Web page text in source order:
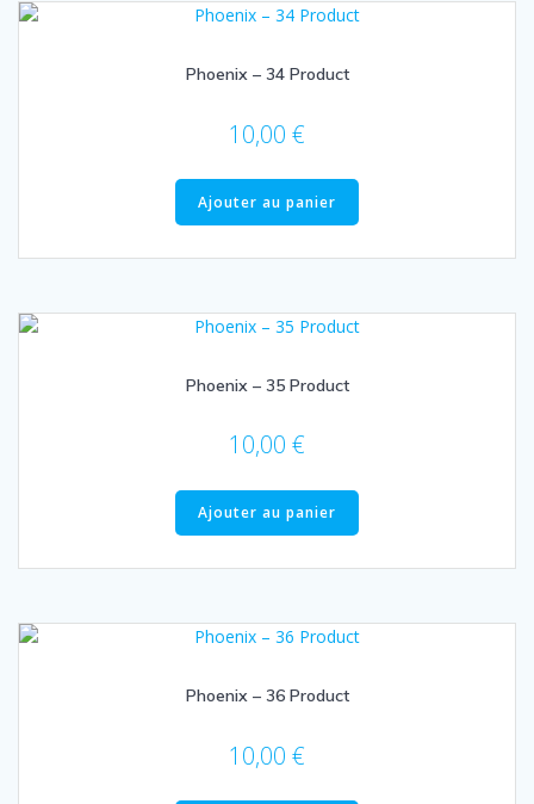
Phoenix – 34 Product
10,00 €
Ajouter au panier
Phoenix – 35 Product
10,00 €
Ajouter au panier
Phoenix – 36 Product
10,00 €